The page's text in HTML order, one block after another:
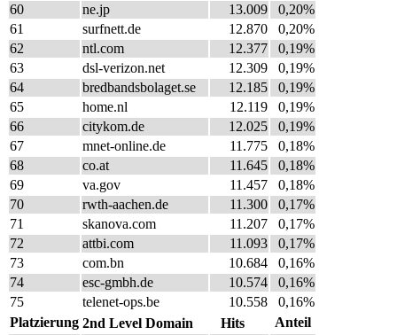
60
ne.jp 13.009
0,20%
61
surfnett.de 12.870
0,20%
62
ntl.com 12.377
0,19%
63
dsl-verizon.net 12.309
0,19%
64
bredbandsbolaget.se 12.185
0,19%
65
home.nl 12.119
0,19%
66
citykom.de 12.025
0,19%
67
mnet-online.de 11.775
0,18%
68
co.at 11.645
0,18%
69
va.gov 11.457
0,18%
70
rwth-aachen.de 11.300
0,17%
71
skanova.com 11.207
0,17%
72
attbi.com 11.093
0,17%
73
com.bn 10.684
0,16%
74
esc-gmbh.de 10.574
0,16%
75
telenet-ops.be 10.558
0,16%
Platzierung 2nd Level Domain Hits
Anteil